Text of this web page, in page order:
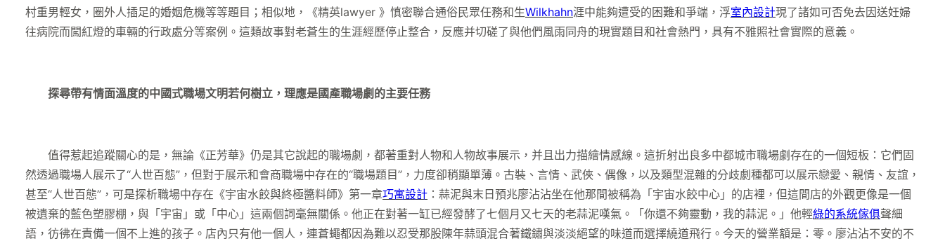
村重男輕女，圈外人插足的婚姻危機等等題目；相似地，《精英lawyer 》慎密聯合通俗民眾任務和生Wilkhahn涯中能夠遭受的困難和爭端，浮室內設計現了諸如可否免去因送妊婦
往病院而闖紅燈的車輛的行政處分等案例。這類故事對老蒼生的生涯經歷停止整合，反應并切磋了與他們風雨同舟的現實題目和社會熱門，具有不雅照社會實際的意義。
探尋帶有情面溫度的中國式職場文明若何樹立，理應是國產職場劇的主要任務
值得惹起追蹤關心的是，無論《正芳華》仍是其它說起的職場劇，都著重對人物和人物故事展示，并且出力描繪情感線。這折射出良多中都城市職場劇存在的一個短板：它們固
然透過職場人展示了“人世百態”，但對于展示和會商職場中存在的“職場題目”，力度卻稍顯單薄。古裝、言情、武俠、偶像，以及類型混雜的分歧劇種都可以展示戀愛、親情、友誼，
甚至“人世百態”，可是探析職場中存在《宇宙水餃與終極醬料師》第一章巧寓設計 ：蒜泥與末日預兆廖沾沾坐在他那間被稱為「宇宙水餃中心」的店裡，但這間店的外觀更像是一個
被遺棄的藍色塑膠棚，與「宇宙」或「中心」這兩個詞毫無關係。他正在對著一缸已經發酵了七個月又七天的老蒜泥嘆氣。「你還不夠靈動，我的蒜泥。」他輕綠的系統傢俱聲細
語，彷彿在責備一個不上進的孩子。店內只有他一個人，連蒼蠅都因為難以忍受那股陳年蒜頭混合著鐵鏽與淡淡絕望的味道而選擇繞道飛行。今天的營業額是：零。廖沾沾不安的不